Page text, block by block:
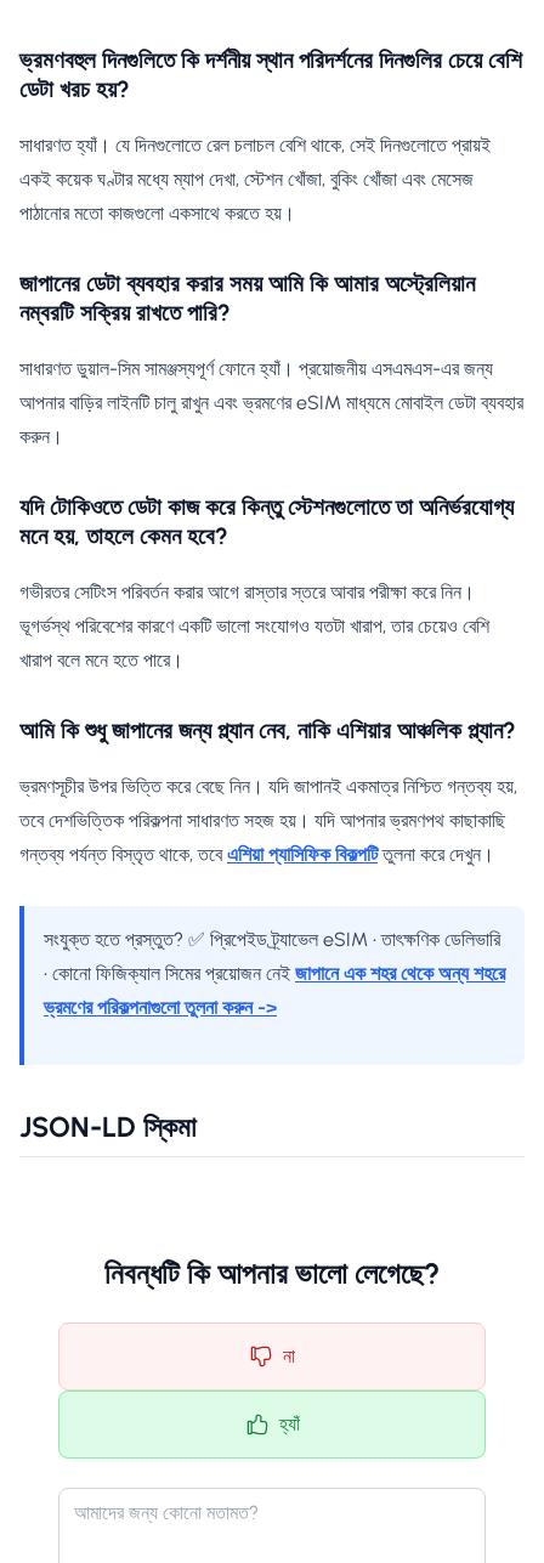
ভ্রমণবহুল দিনগুলিতে কি দর্শনীয় স্থান পরিদর্শনের দিনগুলির চেয়ে বেশি
ডেটা খরচ হয়?
সাধারণত হ্যাঁ। যে দিনগুলোতে রেল চলাচল বেশি থাকে, সেই দিনগুলোতে প্রায়ই
একই কয়েক ঘণ্টার মধ্যে ম্যাপ দেখা, স্টেশন খোঁজা, বুকিং খোঁজা এবং মেসেজ
পাঠানোর মতো কাজগুলো একসাথে করতে হয়।
জাপানের ডেটা ব্যবহার করার সময় আমি কি আমার অস্ট্রেলিয়ান
নম্বরটি সক্রিয় রাখতে পারি?
সাধারণত ডুয়াল-সিম সামঞ্জস্যপূর্ণ ফোনে হ্যাঁ। প্রয়োজনীয় এসএমএস-এর জন্য
আপনার বাড়ির লাইনটি চালু রাখুন এবং ভ্রমণের eSIM মাধ্যমে মোবাইল ডেটা ব্যবহার
করুন।
যদি টোকিওতে ডেটা কাজ করে কিন্তু স্টেশনগুলোতে তা অনির্ভরযোগ্য
মনে হয়, তাহলে কেমন হবে?
গভীরতর সেটিংস পরিবর্তন করার আগে রাস্তার স্তরে আবার পরীক্ষা করে নিন।
ভূগর্ভস্থ পরিবেশের কারণে একটি ভালো সংযোগও যতটা খারাপ, তার চেয়েও বেশি
খারাপ বলে মনে হতে পারে।
আমি কি শুধু জাপানের জন্য প্ল্যান নেব, নাকি এশিয়ার আঞ্চলিক প্ল্যান?
ভ্রমণসূচীর উপর ভিত্তি করে বেছে নিন। যদি জাপানই একমাত্র নিশ্চিত গন্তব্য হয়,
তবে দেশভিত্তিক পরিকল্পনা সাধারণত সহজ হয়। যদি আপনার ভ্রমণপথ কাছাকাছি
গন্তব্য পর্যন্ত বিস্তৃত থাকে, তবেএশিয়া প্যাসিফিক বিকল্পটিতুলনা করে দেখুন।
সংযুক্ত হতে প্রস্তুত? ✅ প্রিপেইড ট্র্যাভেল eSIM • তাৎক্ষণিক ডেলিভারি
• কোনো ফিজিক্যাল সিমের প্রয়োজন নেই জাপানে এক শহর থেকে অন্য শহরে
ভ্রমণের পরিকল্পনাগুলো তুলনা করুন ->
JSON-LD স্কিমা
নিবন্ধটি কি আপনার ভালো লেগেছে?
না
হ্যাঁ